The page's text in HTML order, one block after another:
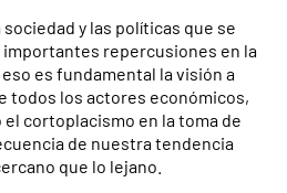
y las políticas que se
importantes repercusiones en la
es fundamental la visión a
todos los actores económicos,
cortoplacismo en la toma de
de nuestra tendencia
que lo lejano.